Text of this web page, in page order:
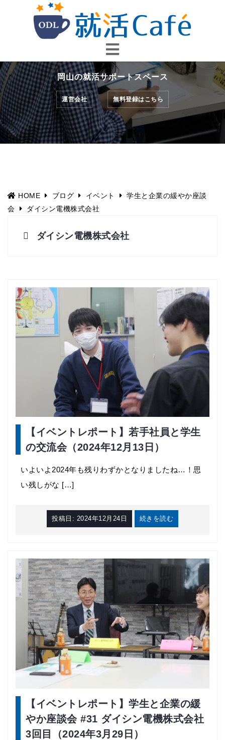
へ
ス
キ
ッ
プ
岡山の就活サポートスペース
運営会社 無料登録はこちら
HOME ブログ イベント
学生と企業の緩やか座談
会
ダイシン電機株式会社
ダイシン電機株式会社
【イベントレポート】若手社員と学生
の交流会（2024年12月13日）
いよいよ2024年も残りわずかとなりましたね…！思
い残しがな […]
投稿日: 2024年12月24日 続きを読む
【イベントレポート】学生と企業の緩
やか座談会 #31 ダイシン電機株式会社
3回目（2024年3月29日）